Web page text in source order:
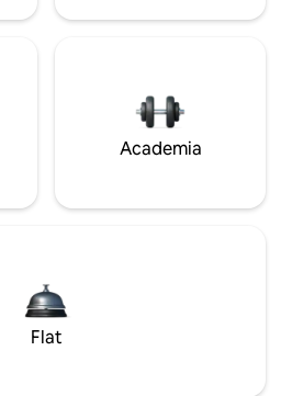
Academia
Flat